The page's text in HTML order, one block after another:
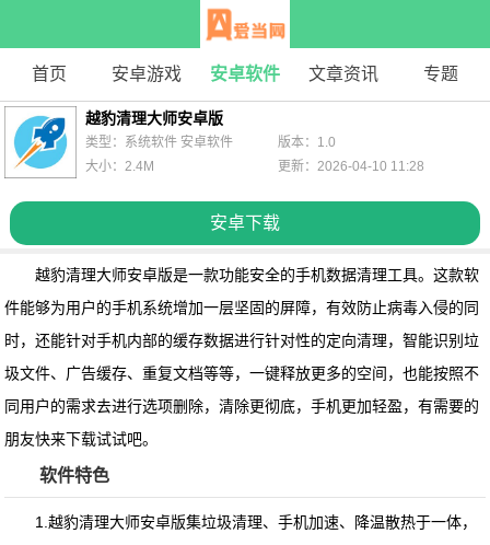
首页 安卓游戏 安卓软件 文章资讯 专题
越豹清理大师安卓版
安卓下载
类型：系统软件 安卓软件
版本：1.0
大小：2.4M
更新：2026-04-10 11:28
越豹清理大师安卓版是一款功能安全的手机数据清理工具。这款软
件能够为用户的手机系统增加一层坚固的屏障，有效防止病毒入侵的同
时，还能针对手机内部的缓存数据进行针对性的定向清理，智能识别垃
圾文件、广告缓存、重复文档等等，一键释放更多的空间，也能按照不
同用户的需求去进行选项删除，清除更彻底，手机更加轻盈，有需要的
朋友快来下载试试吧。
软件特色
1.越豹清理大师安卓版集垃圾清理、手机加速、降温散热于一体，